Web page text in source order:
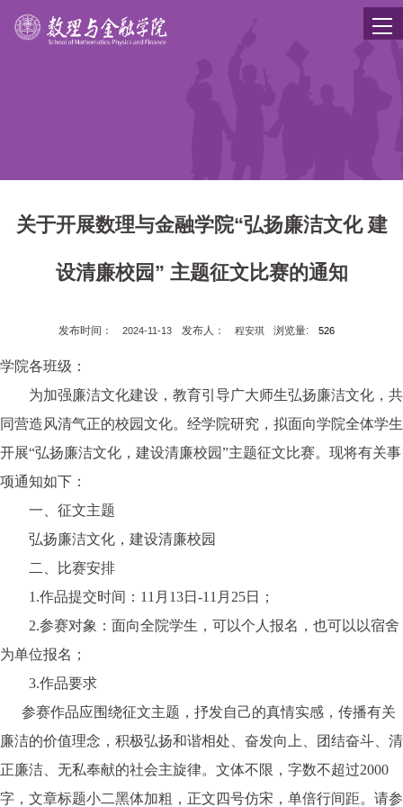
关于开展数理与金融学院“弘扬廉洁文化 建
设清廉校园” 主题征文比赛的通知
发布时间： 2024-11-13 发布人： 程安琪 浏览量: 526
学院各班级：
为加强廉洁文化建设，教育引导广大师生弘扬廉洁文化，共
同营造风清气正的校园文化。经学院研究，拟面向学院全体学生
开展“弘扬廉洁文化，建设清廉校园”主题征文比赛。现将有关事
项通知如下：
一、征文主题
弘扬廉洁文化，建设清廉校园
二、比赛安排
1.作品提交时间：11月13日-11月25日；
2.参赛对象：面向全院学生，可以个人报名，也可以以宿舍
为单位报名；
3.作品要求
参赛作品应围绕征文主题，抒发自己的真情实感，传播有关
廉洁的价值理念，积极弘扬和谐相处、奋发向上、团结奋斗、清
正廉洁、无私奉献的社会主旋律。文体不限，字数不超过2000
字，文章标题小二黑体加粗，正文四号仿宋，单倍行间距。请参